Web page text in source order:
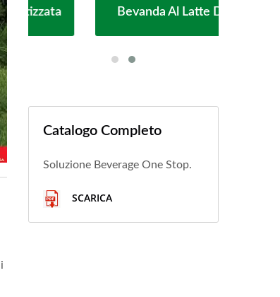
Bevanda Al Latte Di Cocco
Catalogo Completo
Soluzione Beverage One Stop.
SCARICA